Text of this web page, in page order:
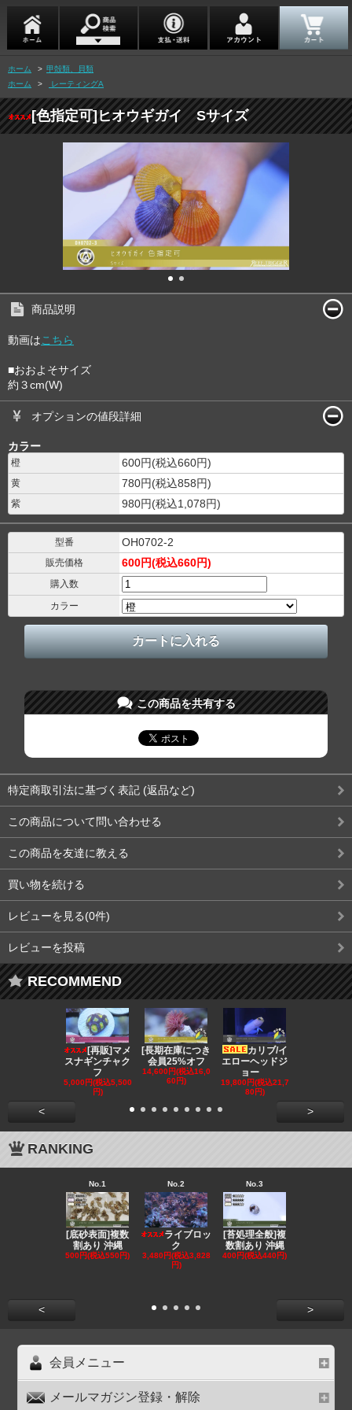
ホーム > 甲殻類、貝類
ホーム
> レーティングA
[色指定可]ヒオウギガイ Sサイズ
商品説明
動画はこちら
■おおよそサイズ
約３cm(W)
オプションの値段詳細
カラー
橙 600円(税込660円)
黄 780円(税込858円)
紫 980円(税込1,078円)
型番 OH0702-2
販売価格 600円(税込660円)
購入数
カラー
この商品を共有する
特定商取引法に基づく表記 (返品など)
この商品について問い合わせる
この商品を友達に教える
買い物を続ける
レビューを見る(0件)
レビューを投稿
RECOMMEND
[再販]マメ
スナギンチャク
フ
5,000円(税込5,500
円)
[長期在庫につき
会員25%オフ
14,600円(税込16,0
60円)
カリブ/イ
エローヘッドジ
ョー
19,800円(税込21,7
80円)
< >
RANKING
No.1
[底砂表面]複数
割あり 沖縄
500円(税込550円)
No.2
ライブロッ
ク
3,480円(税込3,828
円)
No.3
[苔処理全般]複
数割あり 沖縄
400円(税込440円)
< >
会員メニュー
メールマガジン登録・解除